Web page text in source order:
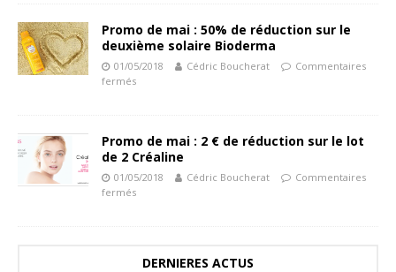
Promo de mai : 50% de réduction sur le
deuxième solaire Bioderma
01/05/2018 Cédric Boucherat
Commentaires
fermés
Promo de mai : 2 € de réduction sur le lot
de 2 Créaline
01/05/2018 Cédric Boucherat
Commentaires
fermés
DERNIERES ACTUS